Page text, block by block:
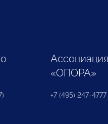
«ОПОРА»
+7 (495) 247-